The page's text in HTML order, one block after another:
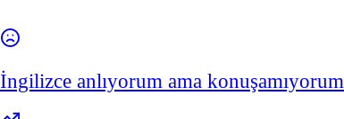
İngilizce anlıyorum ama konuşamıyorum